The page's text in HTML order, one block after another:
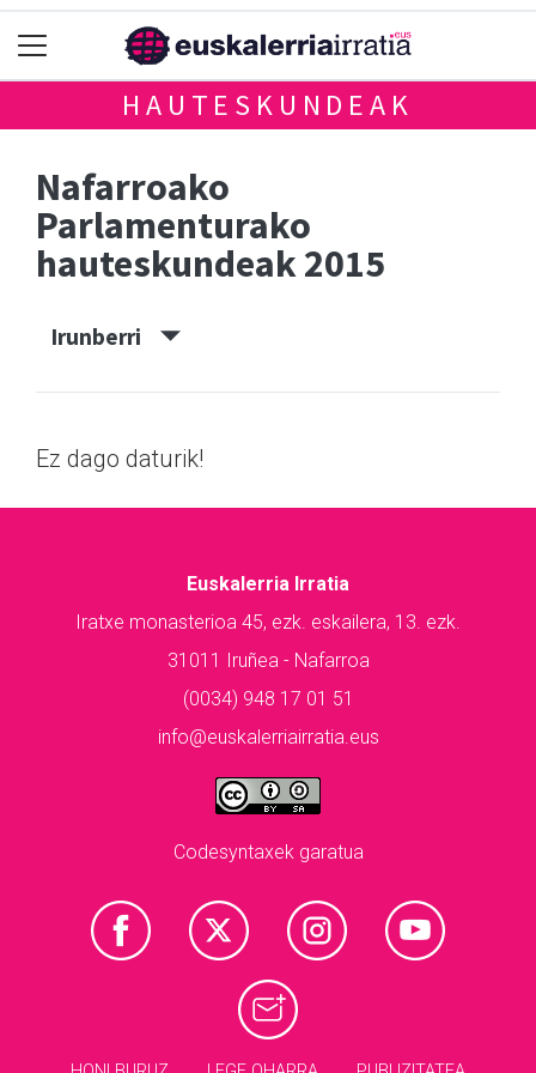
HAUTESKUNDEAK
Nafarroako
Parlamenturako
hauteskundeak 2015
Irunberri
Ez dago daturik!
Euskalerria Irratia
Iratxe monasterioa 45, ezk. eskailera, 13. ezk.
31011 Iruñea - Nafarroa
(0034) 948 17 01 51
info@euskalerriairratia.eus
Codesyntaxek garatua